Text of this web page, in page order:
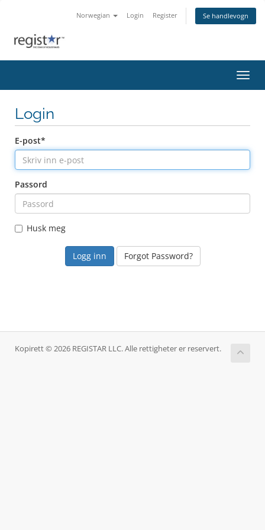
Norwegian Login Register Se handlevogn
Bytt
Login
E-post*
Passord
Husk meg
Forgot Password?
Kopirett © 2026 REGISTAR LLC. Alle rettigheter er reservert.